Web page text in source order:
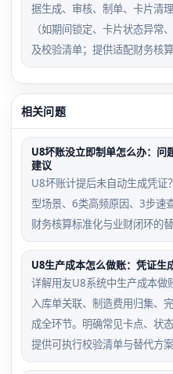
据生成、审核、制单、卡片清
（如期间锁定、卡片状态异常
及校验清单；提供适配财务核
相关问题
U8坏账没立即制单怎么办：问
建议
U8坏账计提后未自动生成凭证
型场景、6类高频原因、3步速
财务核算标准化与业财闭环的
U8生产成本怎么做账：凭证生
详解用友U8系统中生产成本
入库单关联、制造费用归集、
成全环节。明确常见卡点、状
提供可执行校验清单与替代方案